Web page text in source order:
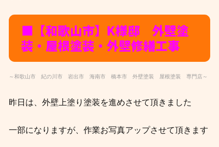
■【和歌山市】K様邸 外壁塗
装・屋根塗装・外壁修繕工事
～和歌山市 紀の川市 岩出市 海南市 橋本市 外壁塗装 屋根塗装 専門店～
昨日は、外壁上塗り塗装を進めさせて頂きました
一部になりますが、作業お写真アップさせて頂きます